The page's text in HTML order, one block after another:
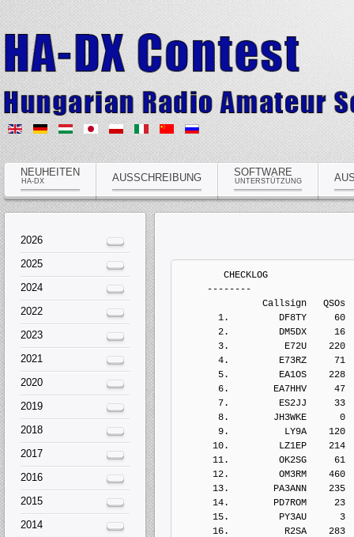
NEUHEITEN
HA-DX AUSSCHREIBUNG SOFTWARE
UNTERSTÜTZUNG
CHECKLOG
--------
Callsign   QSOs  Points
1.         DF8TY     60
2.         DM5DX     16
3.          E72U    220
4.         E73RZ     71
5.         EA1OS    228
6.        EA7HHV     47
7.         ES2JJ     33
8.        JH3WKE      0
9.          LY9A    120
10.         LZ1EP    214
11.         OK2SG     61
12.         OM3RM    460
13.        PA3ANN    235
14.        PD7ROM     23
15.         PY3AU      3
16.          R2SA    283
2026
2025
2024
2022
2023
2021
2020
2019
2018
2017
2016
2015
2014